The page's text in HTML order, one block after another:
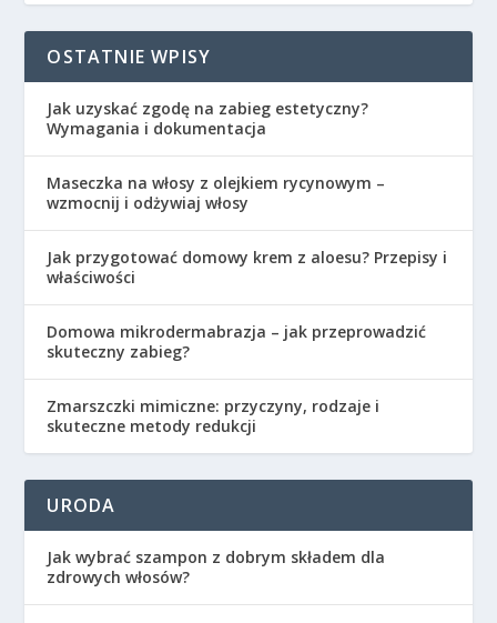
OSTATNIE WPISY
Jak uzyskać zgodę na zabieg estetyczny?
Wymagania i dokumentacja
Maseczka na włosy z olejkiem rycynowym –
wzmocnij i odżywiaj włosy
Jak przygotować domowy krem z aloesu? Przepisy i
właściwości
Domowa mikrodermabrazja – jak przeprowadzić
skuteczny zabieg?
Zmarszczki mimiczne: przyczyny, rodzaje i
skuteczne metody redukcji
URODA
Jak wybrać szampon z dobrym składem dla
zdrowych włosów?